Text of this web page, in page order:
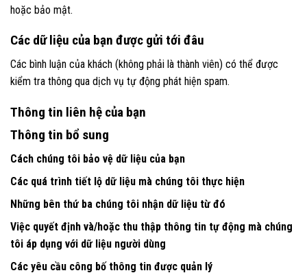
hoặc bảo mật.
Các dữ liệu của bạn được gửi tới đâu
Các bình luận của khách (không phải là thành viên) có thể được
kiểm tra thông qua dịch vụ tự động phát hiện spam.
Thông tin liên hệ của bạn
Thông tin bổ sung
Cách chúng tôi bảo vệ dữ liệu của bạn
Các quá trình tiết lộ dữ liệu mà chúng tôi thực hiện
Những bên thứ ba chúng tôi nhận dữ liệu từ đó
Việc quyết định và/hoặc thu thập thông tin tự động mà chúng
tôi áp dụng với dữ liệu người dùng
Các yêu cầu công bố thông tin được quản lý